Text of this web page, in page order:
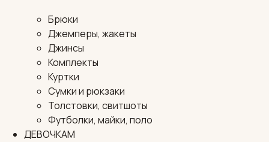
Брюки
Джемперы, жакеты
Джинсы
Комплекты
Куртки
Сумки и рюкзаки
Толстовки, свитшоты
Футболки, майки, поло
ДЕВОЧКАМ